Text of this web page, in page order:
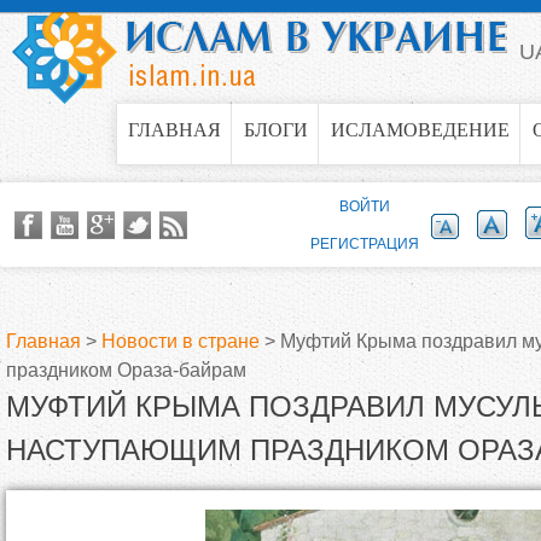
Jump to navigation
ГЛАВНАЯ БЛОГИ ИСЛАМОВЕДЕНИЕ
В
ы
з
Главная > Новости в стране > Муфтий Крыма поздравил
праздником Ораза-байрам
МУФТИЙ КРЫМА ПОЗДРАВИЛ
НАСТУПАЮЩИМ ПРАЗДНИКОМ
ВОЙТИ
РЕГИСТРАЦИЯ